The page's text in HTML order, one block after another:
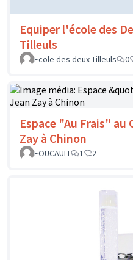
Equiper l'école des
Tilleuls
Ecole des deux Tilleuls
0
Espace "Au Frais" au
Zay à Chinon
FOUCAULT
1 2